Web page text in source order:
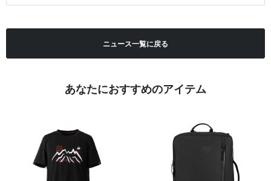
ニュース一覧に戻る
あなたにおすすめのアイテム